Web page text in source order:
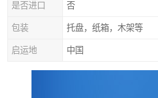
是否进口 否
包装 托盘，纸箱，木架等
启运地 中国